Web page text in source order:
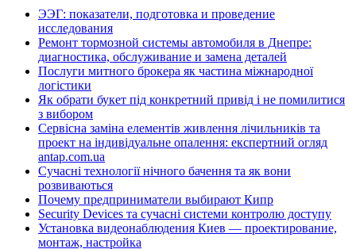
ЭЭГ: показатели, подготовка и проведение
исследования
Ремонт тормозной системы автомобиля в Днепре:
диагностика, обслуживание и замена деталей
Послуги митного брокера як частина міжнародної
логістики
Як обрати букет під конкретний привід і не помилитися
з вибором
Сервісна заміна елементів живлення лічильників та
проект на індивідуальне опалення: експертний огляд
antap.com.ua
Сучасні технології нічного бачення та як вони
розвиваються
Почему предприниматели выбирают Кипр
Security Devices та сучасні системи контролю доступу
Установка видеонаблюдения Киев — проектирование,
монтаж, настройка